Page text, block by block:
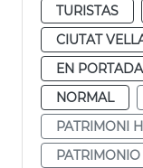
TURISTAS
CIUTAT
EN PORTADA
NORMAL
PATRIMONI